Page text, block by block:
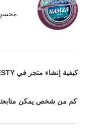
كيفية إنشاء متجر في ESTY لبيع و شراء المنتجات تقليدية خطوة بخطوة
كم من شخص يمكن